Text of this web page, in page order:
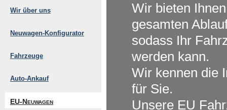
Wir über uns
Neuwagen-Konfigurator
Fahrzeuge
Auto-Ankauf
EU-Neuwagen
Wir bieten
gesamten
sodass Ihr
werden kann.
Wir kennen die
für Sie.
Unsere EU